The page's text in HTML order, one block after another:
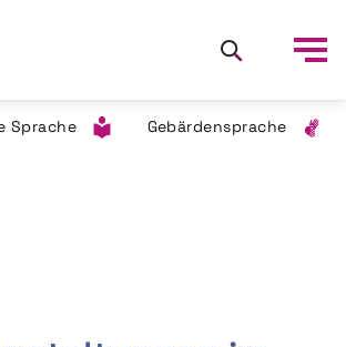
Sprache Gebärdensprache